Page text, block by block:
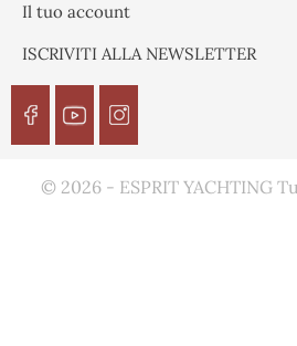
Il tuo account
ISCRIVITI ALLA NEWSLETTER
© 2026 - ESPRIT YACHTING